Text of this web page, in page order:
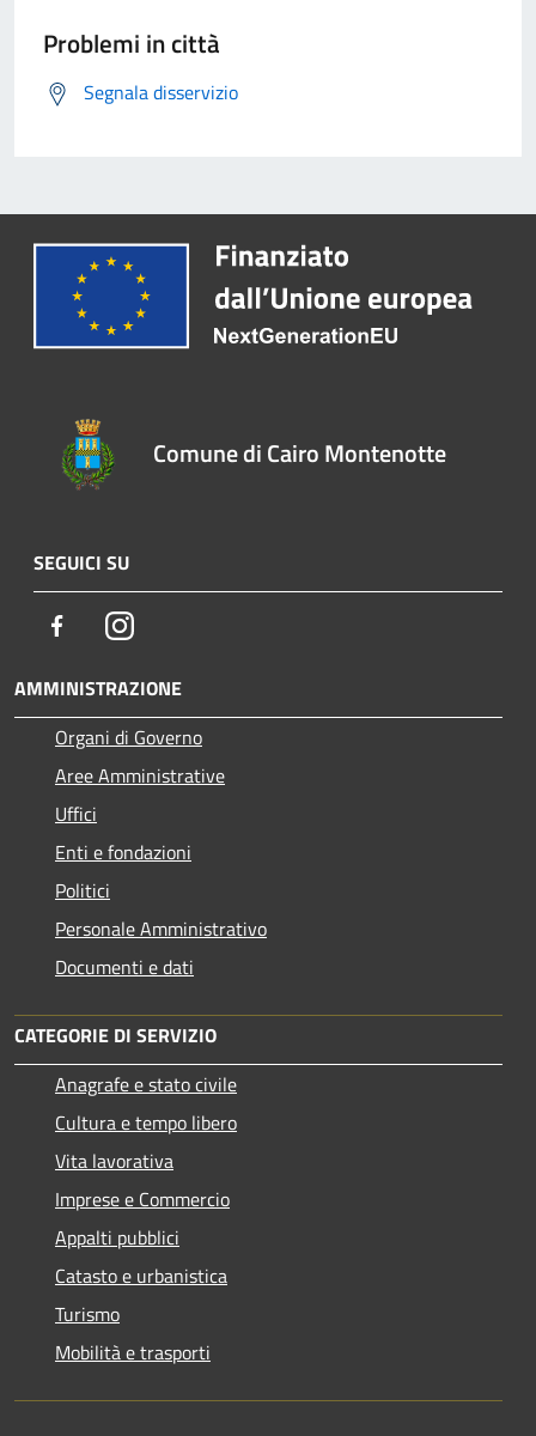
Problemi in città
Segnala disservizio
Comune di Cairo Montenotte
SEGUICI SU
FacebookInstagram
AMMINISTRAZIONE
Organi di Governo
Aree Amministrative
Uffici
Enti e fondazioni
Politici
Personale Amministrativo
Documenti e dati
CATEGORIE DI SERVIZIO
Anagrafe e stato civile
Cultura e tempo libero
Vita lavorativa
Imprese e Commercio
Appalti pubblici
Catasto e urbanistica
Turismo
Mobilità e trasporti